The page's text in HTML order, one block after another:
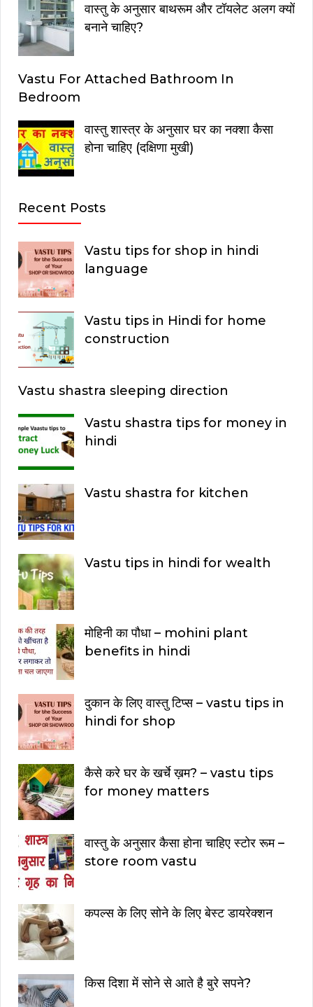
वास्तु के अनुसार बाथरूम और टॉयलेट अलग क्यों
बनाने चाहिए?
Vastu For Attached Bathroom In
Bedroom
वास्तु शास्त्र के अनुसार घर का नक्शा कैसा
होना चाहिए (दक्षिणा मुखी)
Recent Posts
Vastu tips for shop in hindi
language
Vastu tips in Hindi for home
construction
Vastu shastra sleeping direction
Vastu shastra tips for money in
hindi
Vastu shastra for kitchen
Vastu tips in hindi for wealth
मोहिनी का पौधा – mohini plant
benefits in hindi
दुकान के लिए वास्तु टिप्स – vastu tips in
hindi for shop
कैसे करे घर के खर्चे ख़म? – vastu tips
for money matters
वास्तु के अनुसार कैसा होना चाहिए स्टोर रूम –
store room vastu
कपल्स के लिए सोने के लिए बेस्ट डायरेक्शन
किस दिशा में सोने से आते है बुरे सपने?